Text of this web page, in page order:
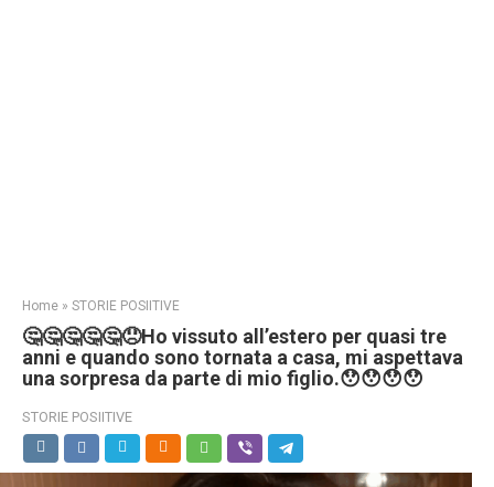
Home » STORIE POSIITIVE
🤔🤔🤔🤔🤔😞Ho vissuto all’estero per quasi tre
anni e quando sono tornata a casa, mi aspettava
una sorpresa da parte di mio figlio.😯😯😯😯
STORIE POSIITIVE